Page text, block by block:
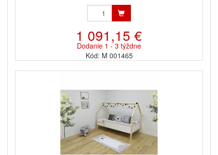
1 091,15 €
Dodanie 1 - 3 týždne
Kód: M 001465